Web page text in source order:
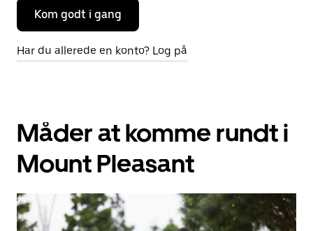
Kom godt i gang
Har du allerede en konto? Log på
Måder at komme rundt i
Mount Pleasant